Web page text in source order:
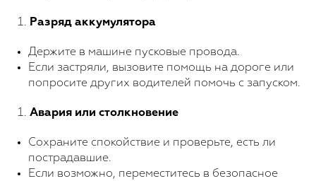
Разряд аккумулятора
Держите в машине пусковые провода.
Если застряли, вызовите помощь на дороге или
попросите других водителей помочь с запуском.
Авария или столкновение
Сохраните спокойствие и проверьте, есть ли
пострадавшие.
Если возможно, переместитесь в безопасное